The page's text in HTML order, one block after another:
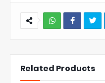
Related Products